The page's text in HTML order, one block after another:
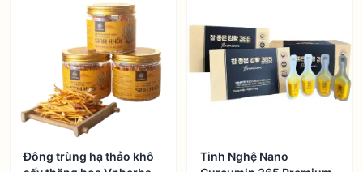
Đông trùng hạ thảo khô
Tinh Nghệ Nano